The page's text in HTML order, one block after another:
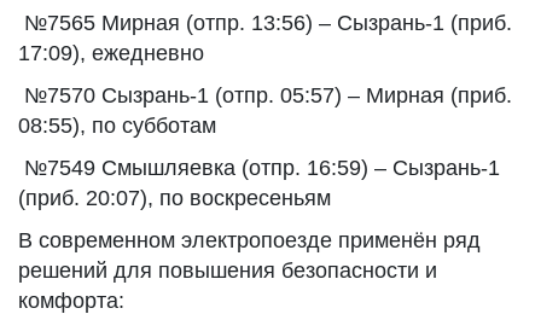
№7565 Мирная (отпр. 13:56) – Сызрань-1 (приб.
17:09), ежедневно
№7570 Сызрань-1 (отпр. 05:57) – Мирная (приб.
08:55), по субботам
№7549 Смышляевка (отпр. 16:59) – Сызрань-1
(приб. 20:07), по воскресеньям
В современном электропоезде применён ряд
решений для повышения безопасности и
комфорта: